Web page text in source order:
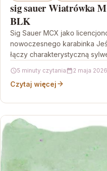
sig sauer Wiatrówka
BLK
Sig Sauer MCX jako
nowoczesnego karabinka
łączy charakterystyczną
5 minuty czytania 2 maja 2026
Czytaj więcej